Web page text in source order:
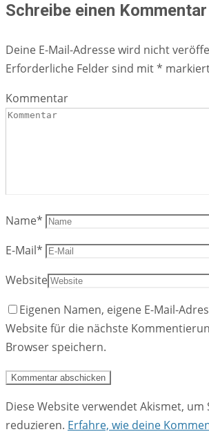
Schreibe einen Kommentar
Deine E-Mail-Adresse wird nicht
Erforderliche Felder sind mit*
Kommentar
Name*
E-Mail*
Website
Eigenen Namen, eigene E-Mail-
Website für die nächste
Browser speichern.
Diese Website verwendet Akismet, um
reduzieren. Erfahre, wie deine